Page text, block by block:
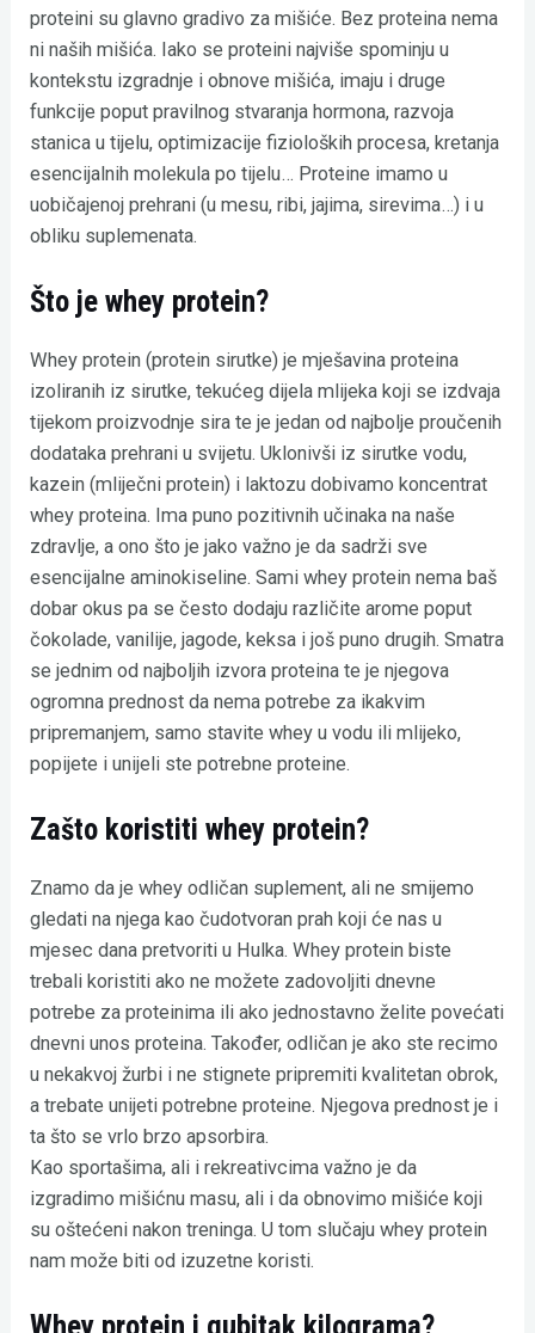
proteini su glavno gradivo za mišiće. Bez proteina nema
ni naših mišića. Iako se proteini najviše spominju u
kontekstu izgradnje i obnove mišića, imaju i druge
funkcije poput pravilnog stvaranja hormona, razvoja
stanica u tijelu, optimizacije fizioloških procesa, kretanja
esencijalnih molekula po tijelu… Proteine imamo u
uobičajenoj prehrani (u mesu, ribi, jajima, sirevima…) i u
obliku suplemenata.
Što je whey protein?
Whey protein (protein sirutke) je mješavina proteina
izoliranih iz sirutke, tekućeg dijela mlijeka koji se izdvaja
tijekom proizvodnje sira te je jedan od najbolje proučenih
dodataka prehrani u svijetu. Uklonivši iz sirutke vodu,
kazein (mliječni protein) i laktozu dobivamo koncentrat
whey proteina. Ima puno pozitivnih učinaka na naše
zdravlje, a ono što je jako važno je da sadrži sve
esencijalne aminokiseline. Sami whey protein nema baš
dobar okus pa se često dodaju različite arome poput
čokolade, vanilije, jagode, keksa i još puno drugih. Smatra
se jednim od najboljih izvora proteina te je njegova
ogromna prednost da nema potrebe za ikakvim
pripremanjem, samo stavite whey u vodu ili mlijeko,
popijete i unijeli ste potrebne proteine.
Zašto koristiti whey protein?
Znamo da je whey odličan suplement, ali ne smijemo
gledati na njega kao čudotvoran prah koji će nas u
mjesec dana pretvoriti u Hulka. Whey protein biste
trebali koristiti ako ne možete zadovoljiti dnevne
potrebe za proteinima ili ako jednostavno želite povećati
dnevni unos proteina. Također, odličan je ako ste recimo
u nekakvoj žurbi i ne stignete pripremiti kvalitetan obrok,
a trebate unijeti potrebne proteine. Njegova prednost je i
ta što se vrlo brzo apsorbira.
Kao sportašima, ali i rekreativcima važno je da
izgradimo mišićnu masu, ali i da obnovimo mišiće koji
su oštećeni nakon treninga. U tom slučaju whey protein
nam može biti od izuzetne koristi.